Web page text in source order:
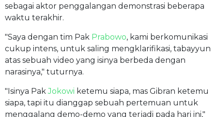
sebagai aktor penggalangan demonstrasi beberapa
waktu terakhir.
"Saya dengan tim Pak Prabowo, kami berkomunikasi
cukup intens, untuk saling mengklarifikasi, tabayyun
atas sebuah video yang isinya berbeda dengan
narasinya," tuturnya.
"Isinya PakJokowi ketemu siapa, mas Gibran ketemu
siapa, tapi itu dianggap sebuah pertemuan untuk
menggalang demo-demo yang terjadi pada hari ini,"